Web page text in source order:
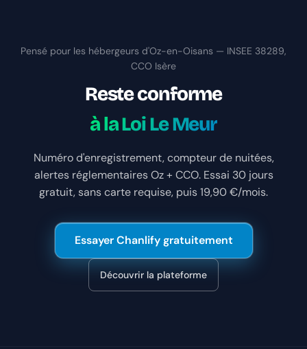
Pensé pour les hébergeurs d'Oz-en-Oisans — INSEE 38289,
CCO Isère
Reste conforme
à la Loi Le Meur
Numéro d'enregistrement, compteur de nuitées,
alertes réglementaires Oz + CCO. Essai 30 jours
gratuit, sans carte requise, puis 19,90 €/mois.
Essayer Chanlify gratuitement
Découvrir la plateforme